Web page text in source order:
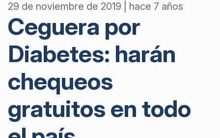
29 de noviembre de 2019 | hace 7 años
Ceguera por
Diabetes: harán
chequeos
gratuitos en todo